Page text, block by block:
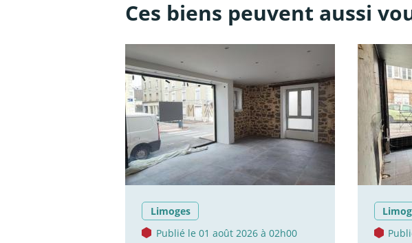
Ces biens peuvent aussi
Limoges
Publié le 01 août 2026 à 02h00